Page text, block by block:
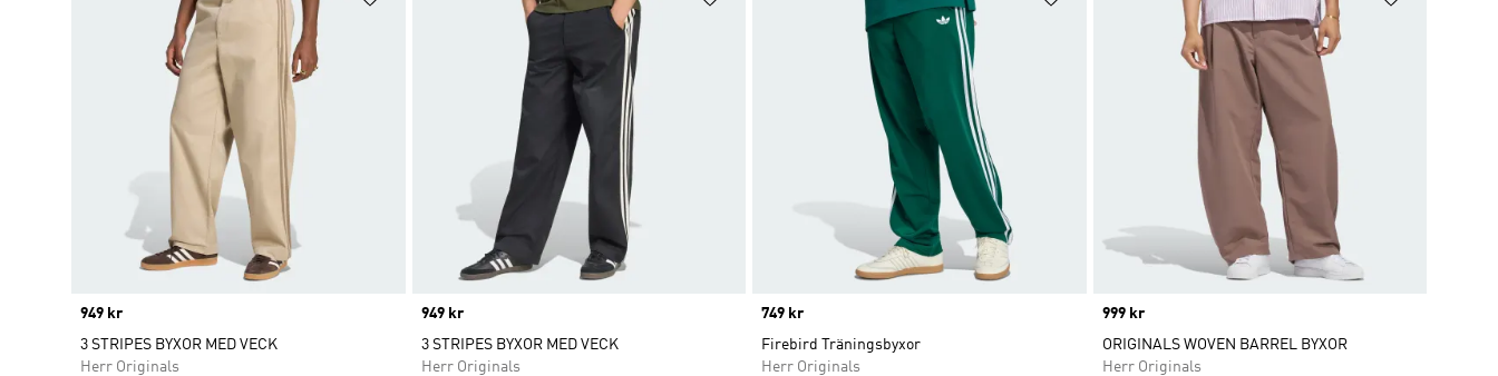
Price
949 kr
3 STRIPES BYXOR MED VECK
Herr Originals
Price
949 kr
3 STRIPES BYXOR MED VECK
Herr Originals
Price
749 kr
Firebird Träningsbyxor
Herr Originals
Price
999 kr
ORIGINALS WOVEN BARREL BYXOR
Herr Originals